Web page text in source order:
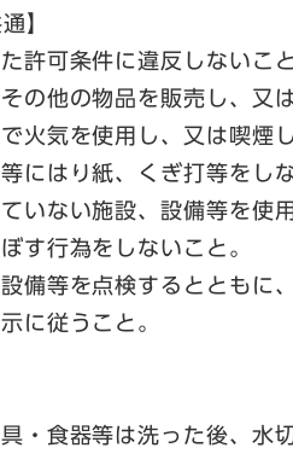
】
許可条件に違反しないこと
の他の物品を販売し、又
火気を使用し、又は喫煙
にはり紙、くぎ打等をしな
いない施設、設備等を使
す行為をしないこと。
備等を点検するとともに
に従うこと。
・食器等は洗った後、水